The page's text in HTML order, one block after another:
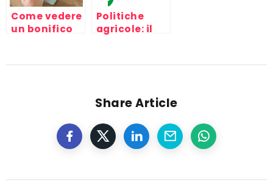
Come vedere
un bonifico
Politiche
agricole: il
del mondo al
Share Article